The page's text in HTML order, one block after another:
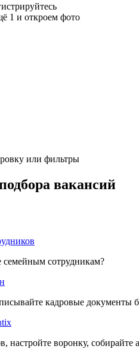
1 и откроем фото
или фильтры
вакансий
семейным сотрудникам?
кадровые документы
настройте воронку, собирайте